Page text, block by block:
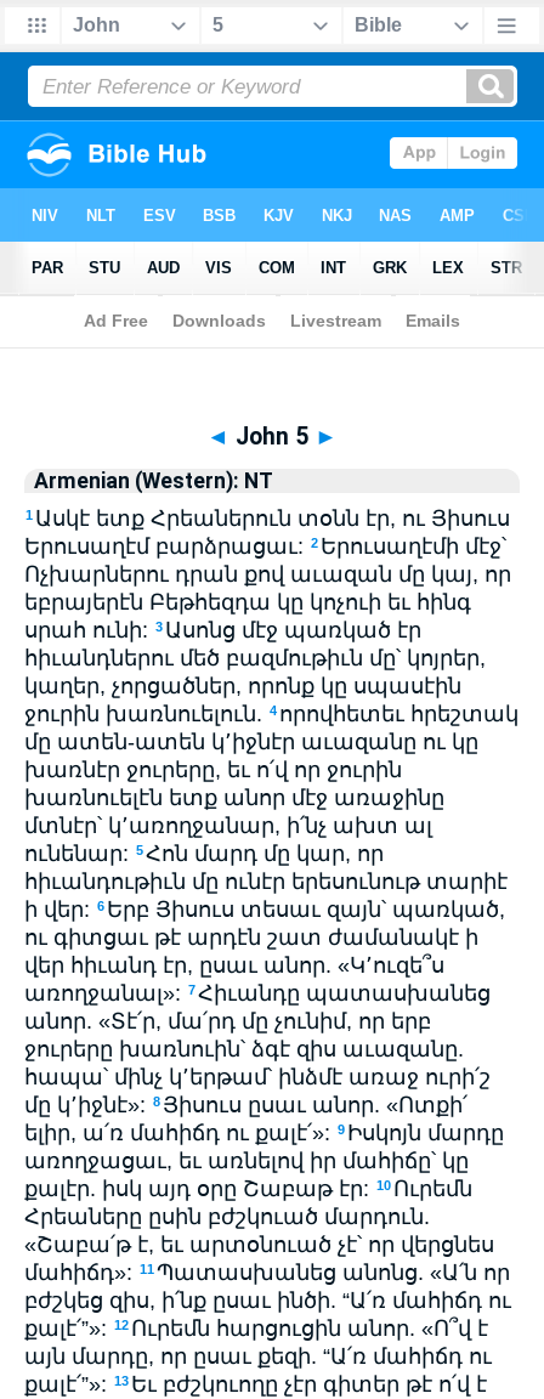
Biblia>Armenian (Western): NT > John 5
◄ John 5 ►
Armenian (Western): NT
1 Ասկէ ետք Հրեաներուն տօնն էր, ու Յիսուս
Երուսաղէմ բարձրացաւ: 2 Երուսաղէմի մէջ՝
Ոչխարներու դրան քով աւազան մը կայ, որ
եբրայերէն Բեթհեզդա կը կոչուի եւ հինգ
սրահ ունի: 3 Ասոնց մէջ պառկած էր
հիւանդներու մեծ բազմութիւն մը՝ կոյրեր,
կաղեր, չորցածներ, որոնք կը սպասէին
ջուրին խառնուելուն. 4 որովհետեւ հրեշտակ
մը ատեն-ատեն կ՚իջնէր աւազանը ու կը
խառնէր ջուրերը, եւ ո՛վ որ ջուրին
խառնուելէն ետք անոր մէջ առաջինը
մտնէր՝ կ՚առողջանար, ի՛նչ ախտ ալ
ունենար: 5Հոն մարդ մը կար, որ
հիւանդութիւն մը ունէր երեսունութ տարիէ
ի վեր: 6 Երբ Յիսուս տեսաւ զայն՝ պառկած,
ու գիտցաւ թէ արդէն շատ ժամանակէ ի
վեր հիւանդ էր, ըսաւ անոր. «Կ՚ուզե՞ս
առողջանալ»: 7Հիւանդը պատասխանեց
անոր. «Տէ՛ր, մա՛րդ մը չունիմ, որ երբ
ջուրերը խառնուին՝ ձգէ զիս աւազանը.
հապա՝ մինչ կ՚երթամ՝ ինձմէ առաջ ուրի՛շ
մը կ՚իջնէ»: 8 Յիսուս ըսաւ անոր. «Ոտքի՛
ելիր, ա՛ռ մահիճդ ու քալէ՛»: 9 Իսկոյն մարդը
առողջացաւ, եւ առնելով իր մահիճը՝ կը
քալէր. իսկ այդ օրը Շաբաթ էր: 10 Ուրեմն
Հրեաները ըսին բժշկուած մարդուն.
«Շաբա՛թ է, եւ արտօնուած չէ՝ որ վերցնես
մահիճդ»: 11Պատասխանեց անոնց. «Ա՛ն որ
բժշկեց զիս, ի՛նք ըսաւ ինծի. “Ա՛ռ մահիճդ ու
քալէ՛”»: 12 Ուրեմն հարցուցին անոր. «Ո՞վ է
այն մարդը, որ ըսաւ քեզի. “Ա՛ռ մահիճդ ու
քալէ՛”»: 13 Եւ բժշկուողը չէր գիտեր թէ ո՛վ է